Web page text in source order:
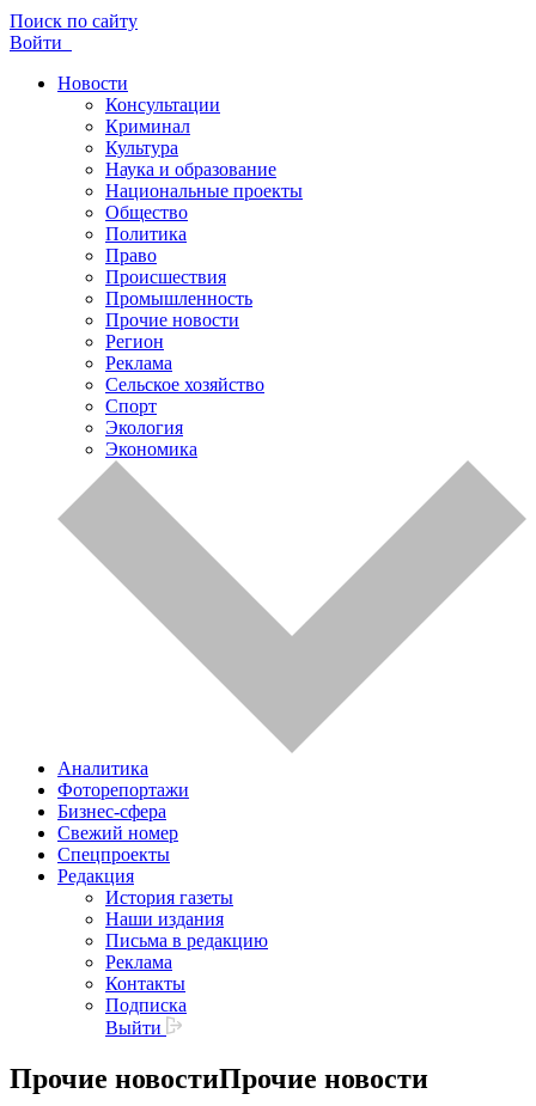
Поиск по сайту
Войти
Новости
Консультации
Криминал
Культура
Наука и образование
Национальные проекты
Общество
Политика
Право
Происшествия
Промышленность
Прочие новости
Регион
Реклама
Сельское хозяйство
Спорт
Экология
Экономика
Аналитика
Фоторепортажи
Бизнес-сфера
Свежий номер
Спецпроекты
Редакция
История газеты
Наши издания
Письма в редакцию
Реклама
Контакты
Подписка
Выйти
Прочие новостиПрочие новости